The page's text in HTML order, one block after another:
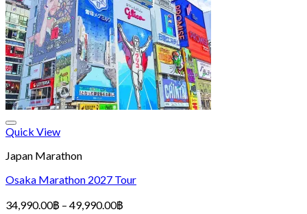
Quick View
Japan Marathon
Osaka Marathon 2027 Tour
34,990.00฿ – 49,990.00฿